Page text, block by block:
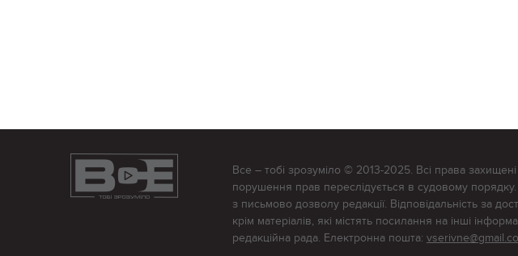
Все – тобі зрозуміло © 2013-2025. Всі права
порушення прав переслідується в судовому порядку.
з письмово дозволу редакції. Відповідальність за
крім матеріалів, які містять посилання на інші
редакційна рада. Електронна пошта: